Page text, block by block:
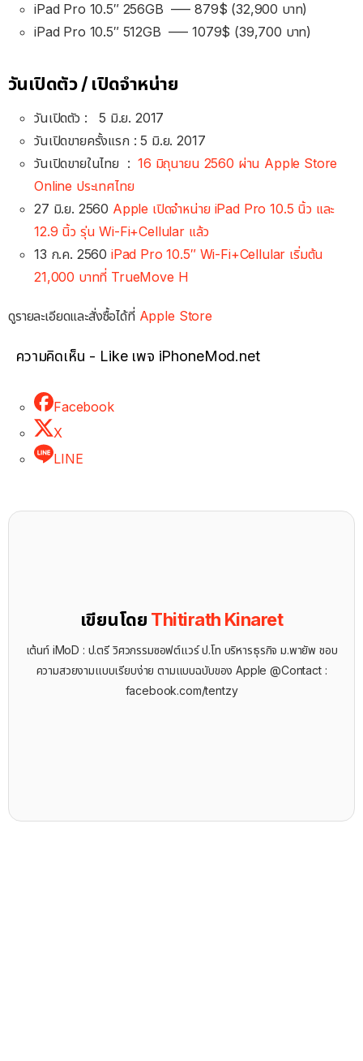
iPad Pro 10.5″ 256GB —– 879$ (32,900 บาท)
iPad Pro 10.5″ 512GB —– 1079$ (39,700 บาท)
วันเปิดตัว / เปิดจำหน่าย
วันเปิดตัว : 5 มิ.ย. 2017
วันเปิดขายครั้งแรก : 5 มิ.ย. 2017
วันเปิดขายในไทย :16 มิถุนายน 2560 ผ่าน Apple Store
Online ประเทศไทย
27 มิ.ย. 2560 Apple เปิดจำหน่าย iPad Pro 10.5 นิ้ว และ
12.9 นิ้ว รุ่น Wi-Fi+Cellular แล้ว
13 ก.ค. 2560 iPad Pro 10.5″ Wi-Fi+Cellular เริ่มต้น
21,000 บาทที่ TrueMove H
ดูรายละเอียดและสั่งซื้อได้ที่ Apple Store
ความคิดเห็น - Like เพจ iPhoneMod.net
Facebook
X
LINE
เขียนโดย Thitirath Kinaret
เต้นท์ iMoD : ป.ตรี วิศวกรรมซอฟต์แวร์ ป.โท บริหารธุรกิจ ม.พายัพ ชอบ
ความสวยงามแบบเรียบง่าย ตามแบบฉบับของ Apple @Contact :
facebook.com/tentzy